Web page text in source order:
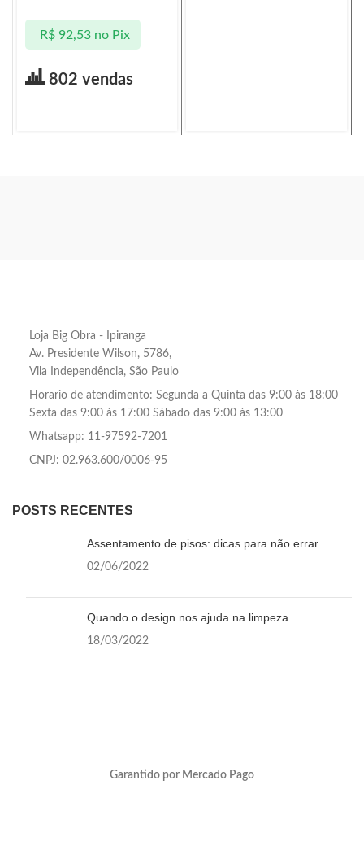
R$92,53 no Pix
802 vendas
Loja Big Obra - Ipiranga
Av. Presidente Wilson, 5786,
Vila Independência, São Paulo
Horario de atendimento: Segunda a Quinta das 9:00 às 18:00
Sexta das 9:00 às 17:00 Sábado das 9:00 às 13:00
Whatsapp: 11-97592-7201
CNPJ: 02.963.600/0006-95
POSTS RECENTES
Assentamento de pisos: dicas para não errar
02/06/2022
Quando o design nos ajuda na limpeza
18/03/2022
Garantido por Mercado Pago